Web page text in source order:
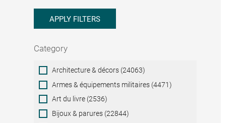
APPLY FILTERS
Category
Category
Architecture & décors (24063)
Armes & équipements militaires (4471)
Art du livre (2536)
Bijoux & parures (22844)